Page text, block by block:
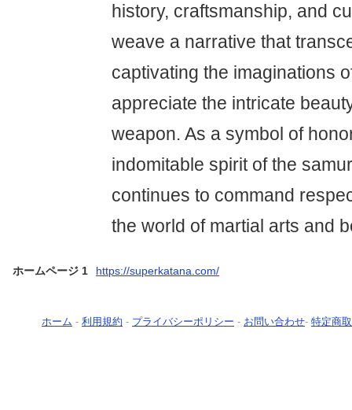
history, craftsmanship, and
weave a narrative that
captivating the imaginations
appreciate the intricate
weapon. As a symbol of
indomitable spirit of the
continues to command
the world of martial arts and
ホームページ 1 https://superkatana.com/
ホーム - 利用規約 - プライバシーポリシー - お問い合わせ- 特定商